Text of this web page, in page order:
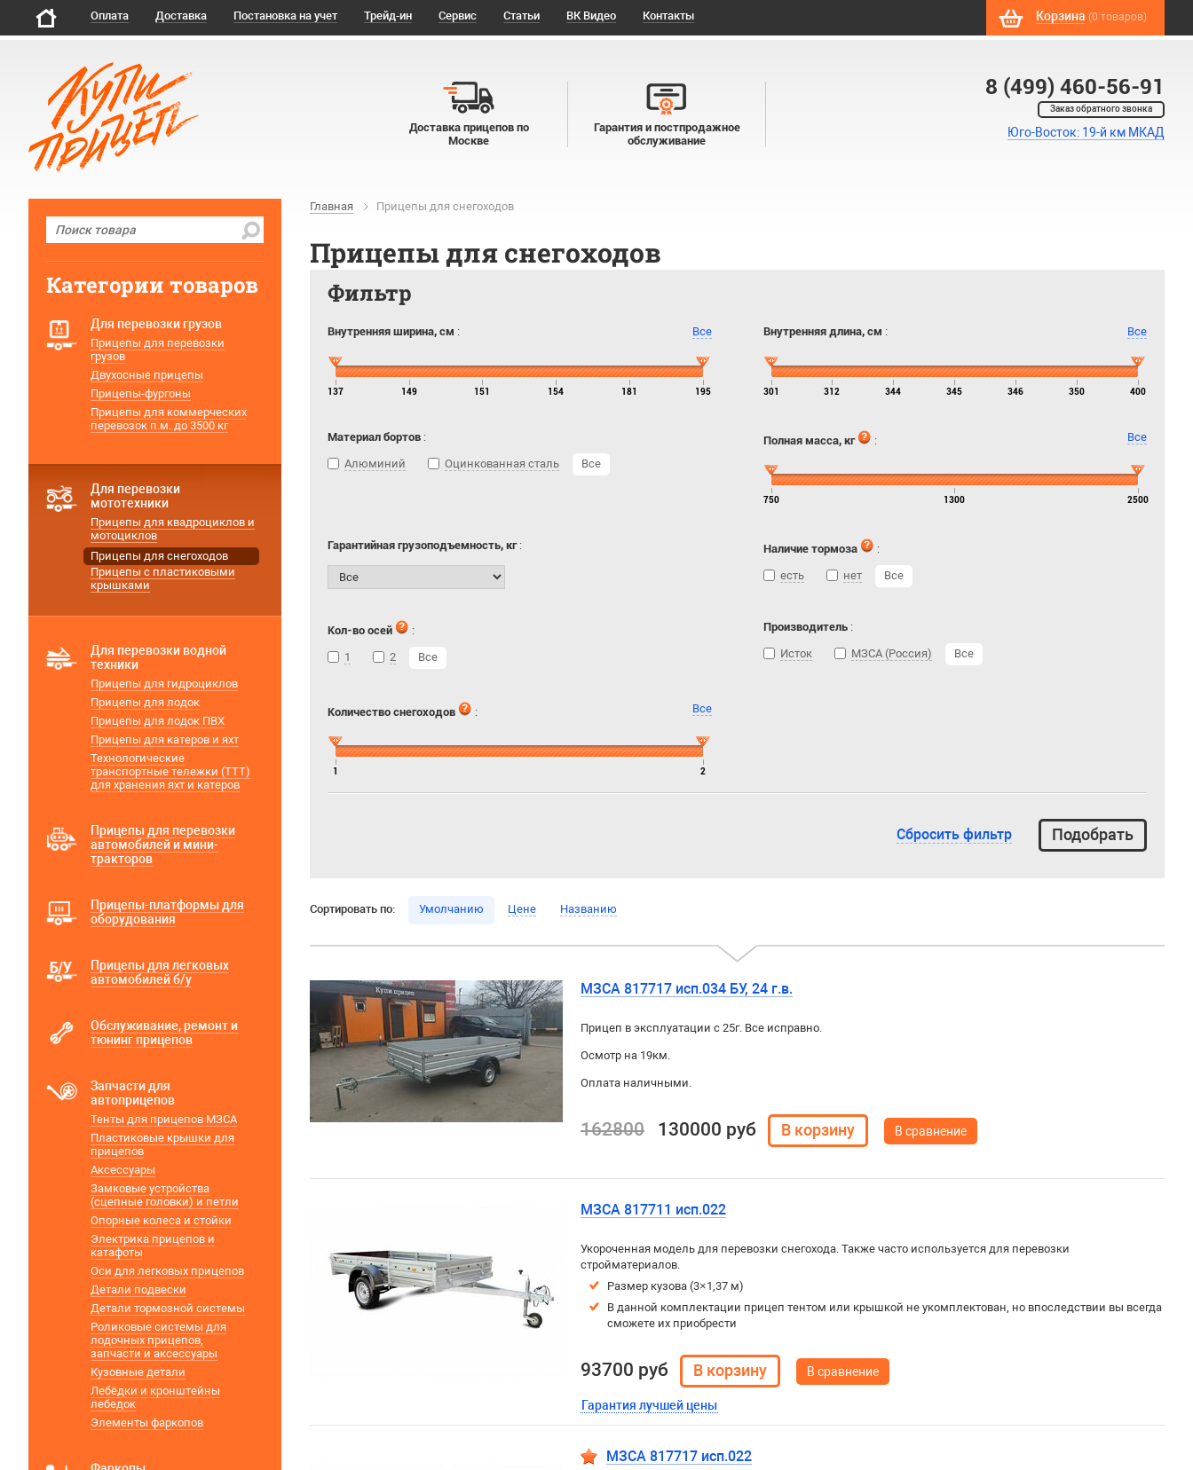
Оплата Доставка Постановка на учет Трейд-ин Сервис Статьи ВК Видео Контакты Корзина (0 товаров)
8 (499) 460-56-91
Заказ обратного звонка
Юго-Восток: 19-й км МКАД
Доставка прицепов по
Москве
Гарантия и постпродажное
обслуживание
Главная Прицепы для снегоходов
Прицепы для снегоходов
Фильтр
Внутренняя ширина, см : Все
137 149 151 154 181 195
Внутренняя длина, см : Все
301 312 344 345 346 350 400
Материал бортов :
Алюминий
Оцинкованная сталь Все
Полная масса, кг : Все
750 1300 2500
Гарантийная грузоподъемность, кг: Наличие тормоза
:
есть
нет Все
Кол-во осей
:
1
2 Все
Производитель:
Исток
МЗСА (Россия) Все
Количество снегоходов : Все
1 2
Сбросить фильтр
Сортировать по: Умолчанию Цене Названию
МЗСА 817717 исп.034 БУ, 24 г.в.
Прицеп в эксплуатации с 25г. Все исправно.
Осмотр на 19км.
Оплата наличными.
162800 130000 руб В сравнение
МЗСА 817711 исп.022
Укороченная модель для перевозки снегохода. Также часто используется для перевозки
стройматериалов.
Размер кузова (3×1,37 м)
В данной комплектации прицеп тентом или крышкой не укомплектован, но впоследствии вы всегда
сможете их приобрести
93700 руб
Гарантия лучшей цены
В сравнение
МЗСА 817717 исп.022
Категории товаров
Для перевозки грузов
Прицепы для перевозки
грузов
Двухосные прицепы
Прицепы-фургоны
Прицепы для коммерческих
перевозок п.м. до 3500 кг
Для перевозки
мототехники
Прицепы для квадроциклов и
мотоциклов
Прицепы для снегоходов
Прицепы с пластиковыми
крышками
Для перевозки водной
техники
Прицепы для гидроциклов
Прицепы для лодок
Прицепы для лодок ПВХ
Прицепы для катеров и яхт
Технологические
транспортные тележки (ТТТ)
для хранения яхт и катеров
Прицепы для перевозки
автомобилей и мини-
тракторов
Прицепы-платформы для
оборудования
Прицепы для легковых
автомобилей б/у
Обслуживание, ремонт и
тюнинг прицепов
Запчасти для
автоприцепов
Тенты для прицепов МЗСА
Пластиковые крышки для
прицепов
Аксессуары
Замковые устройства
(сцепные головки) и петли
Опорные колеса и стойки
Электрика прицепов и
катафоты
Оси для легковых прицепов
Детали подвески
Детали тормозной системы
Роликовые системы для
лодочных прицепов,
запчасти и аксессуары
Кузовные детали
Лебёдки и кронштейны
лебедок
Элементы фаркопов